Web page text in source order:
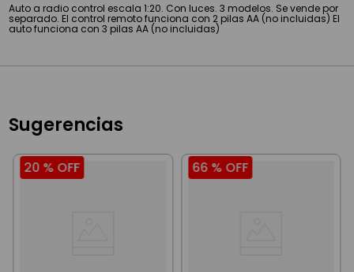
Auto a radio control escala 1:20. Con luces. 3 modelos. Se vende por
separado. El control remoto funciona con 2 pilas AA (no incluidas) El
auto funciona con 3 pilas AA (no incluidas)
Sugerencias
20 % OFF 66 % OFF